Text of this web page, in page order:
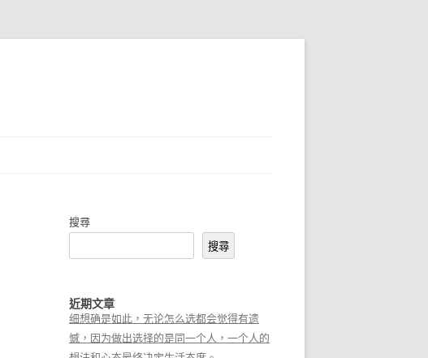
搜尋
搜尋
近期文章
细想确是如此，无论怎么选都会觉得有遗
憾，因为做出选择的是同一个人，一个人的